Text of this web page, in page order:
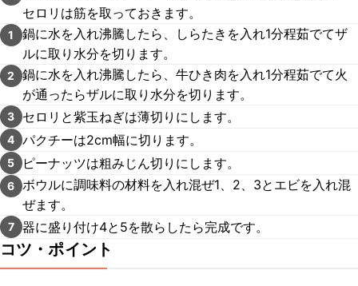
セロリは筋を取っておきます。
1
鍋に水を入れ沸騰したら、しらたきを入れ1分程茹でてザ
ルに取り水分を切ります。
2
鍋に水を入れ沸騰したら、牛ひき肉を入れ1分程茹でて火
が通ったらザルに取り水分を切ります。
3 セロリと紫玉ねぎは薄切りにします。
4 パクチーは2cm幅に切ります。
5 ピーナッツは粗みじん切りにします。
6 ボウルに調味料の材料を入れ混ぜ1、2、3とエビを入れ混
ぜます。
7 器に盛り付け4と5を散らしたら完成です。
コツ・ポイント